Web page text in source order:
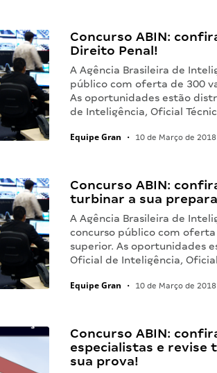
Concurso ABIN:
Direito Penal!
A Agência Brasileira de
público com oferta de 300
As oportunidades estão
de Inteligência, Oficial
Equipe Gran • 10 de Março de 2018
Concurso ABIN:
turbinar a sua
A Agência Brasileira de
concurso público com
superior. As oportunidades
Oficial de Inteligência,
Equipe Gran • 10 de Março de 2018
Concurso ABIN:
especialistas e revise
sua prova!